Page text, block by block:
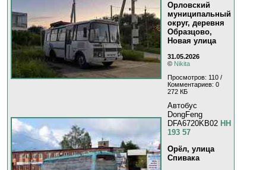
Орловский
муниципальный
округ, деревня
Образцово,
Новая улица
31.05.2026
© Nikita
Просмотров: 110 /
Комментариев: 0
272 КБ
Автобус
DongFeng
DFA6720KB02 НН
193 57
Орёл, улица
Спивака